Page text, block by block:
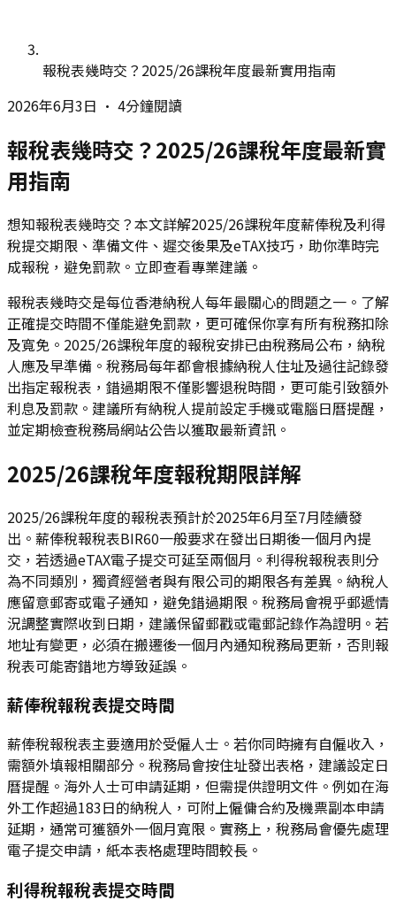
報稅表幾時交？2025/26課稅年度最新實用指南
2026年6月3日 • 4分鐘閱讀
報稅表幾時交？2025/26課稅年度最新實
用指南
想知報稅表幾時交？本文詳解2025/26課稅年度薪俸稅及利得
稅提交期限、準備文件、遲交後果及eTAX技巧，助你準時完
成報稅，避免罰款。立即查看專業建議。
報稅表幾時交是每位香港納稅人每年最關心的問題之一。了解
正確提交時間不僅能避免罰款，更可確保你享有所有稅務扣除
及寬免。2025/26課稅年度的報稅安排已由稅務局公布，納稅
人應及早準備。稅務局每年都會根據納稅人住址及過往記錄發
出指定報稅表，錯過期限不僅影響退稅時間，更可能引致額外
利息及罰款。建議所有納稅人提前設定手機或電腦日曆提醒，
並定期檢查稅務局網站公告以獲取最新資訊。
2025/26課稅年度報稅期限詳解
2025/26課稅年度的報稅表預計於2025年6月至7月陸續發
出。薪俸稅報稅表BIR60一般要求在發出日期後一個月內提
交，若透過eTAX電子提交可延至兩個月。利得稅報稅表則分
為不同類別，獨資經營者與有限公司的期限各有差異。納稅人
應留意郵寄或電子通知，避免錯過期限。稅務局會視乎郵遞情
況調整實際收到日期，建議保留郵戳或電郵記錄作為證明。若
地址有變更，必須在搬遷後一個月內通知稅務局更新，否則報
稅表可能寄錯地方導致延誤。
薪俸稅報稅表提交時間
薪俸稅報稅表主要適用於受僱人士。若你同時擁有自僱收入，
需額外填報相關部分。稅務局會按住址發出表格，建議設定日
曆提醒。海外人士可申請延期，但需提供證明文件。例如在海
外工作超過183日的納稅人，可附上僱傭合約及機票副本申請
延期，通常可獲額外一個月寬限。實務上，稅務局會優先處理
電子提交申請，紙本表格處理時間較長。
利得稅報稅表提交時間